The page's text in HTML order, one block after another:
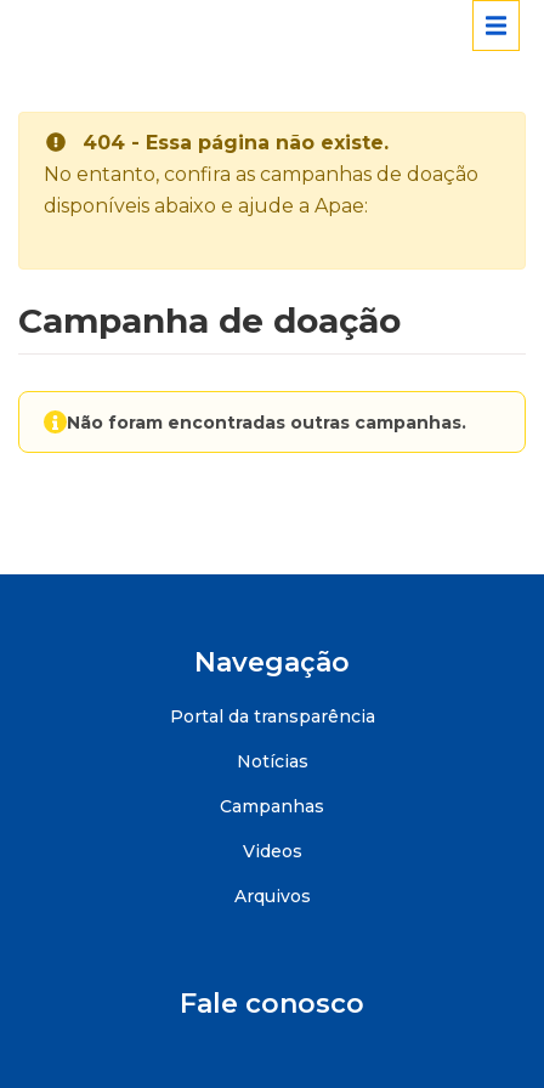
404 - Essa página não existe.
No entanto, confira as campanhas de doação
disponíveis abaixo e ajude a Apae:
Campanha de doação
Não foram encontradas outras campanhas.
Navegação
Portal da transparência
Notícias
Campanhas
Videos
Arquivos
Fale conosco